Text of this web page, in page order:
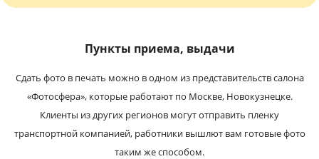
Пункты приема, выдачи
Сдать фото в печать можно в одном из представительств салона
«Фотосфера», которые работают по Москве, Новокузнецке.
Клиенты из других регионов могут отправить пленку
транспортной компанией, работники вышлют вам готовые фото
таким же способом.